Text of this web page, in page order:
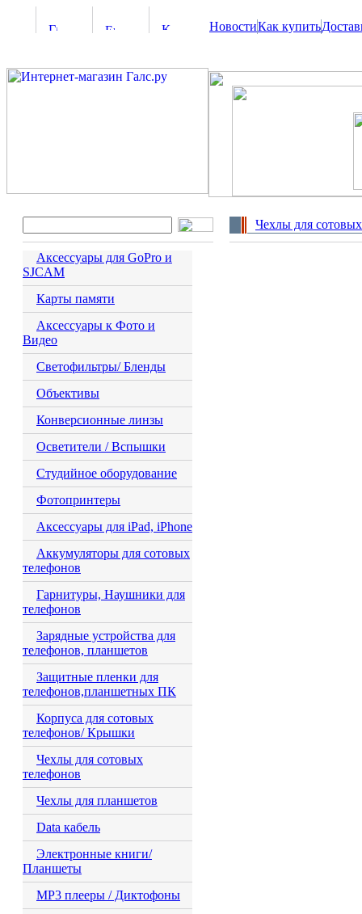
НовостиКак купить
Чехлы для
Аксессуары для GoPro и
SJCAM
Карты памяти
Аксессуары к Фото и
Видео
Светофильтры/ Бленды
Объективы
Конверсионные линзы
Осветители / Вспышки
Студийное оборудование
Фотопринтеры
Аксессуары для iPad, iPhone
Аккумуляторы для сотовых
телефонов
Гарнитуры, Наушники для
телефонов
Зарядные устройства для
телефонов, планшетов
Защитные пленки для
телефонов,планшетных ПК
Корпуса для сотовых
телефонов/ Крышки
Чехлы для сотовых
телефонов
Чехлы для планшетов
Data кабель
Электронные книги/
Планшеты
MP3 плееры / Диктофоны